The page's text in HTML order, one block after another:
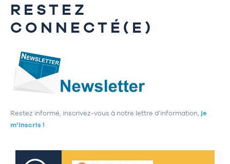
RESTEZ
CONNECTÉ(E)
Restez informé, inscrivez-vous à notre lettre d’information, je
m’inscris !